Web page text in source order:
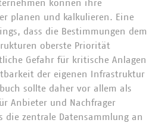
können ihre
planen und kalkulieren. Eine
dass die Bestimmungen dem
oberste Priorität
Gefahr für kritische Anlagen
der eigenen Infrastruktur
sollte daher vor allem als
Anbieter und Nachfrager
die zentrale Datensammlung an